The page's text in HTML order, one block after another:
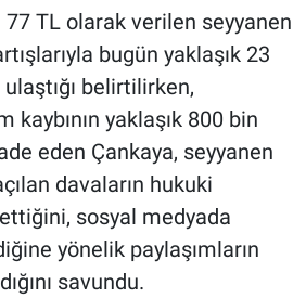
77 TL olarak verilen seyyanen
bugün yaklaşık 23
belirtilirken,
yaklaşık 800 bin
eden Çankaya, seyyanen
davaların hukuki
sosyal medyada
yönelik paylaşımların
savundu.